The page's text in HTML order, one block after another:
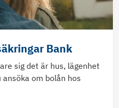
Bank
sig det är hus, lägenhet
om bolån hos